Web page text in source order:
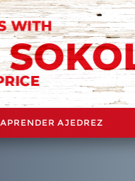
APRENDER AJEDREZ